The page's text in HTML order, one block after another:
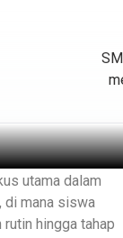
utama dalam
di mana siswa
hingga tahap